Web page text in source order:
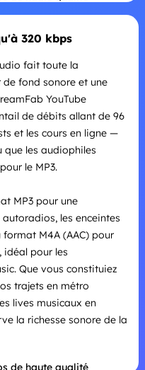
320 kbps
fait toute la
fond sonore et une
YouTube
de débits allant de 96
et les cours en ligne —
que les audiophiles
le MP3.
MP3 pour une
les enceintes
M4A (AAC) pour
pour les
Que vous constituiez
trajets en métro
lives musicaux en
la richesse sonore de la